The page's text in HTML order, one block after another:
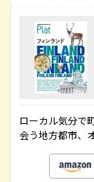
ローカル気分で
会う地方都市、